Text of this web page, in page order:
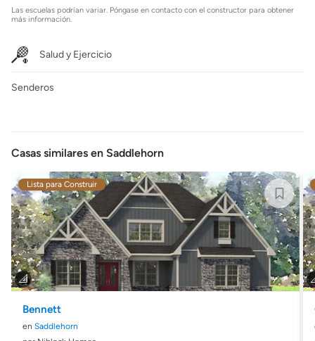
Las escuelas podrían variar. Póngase en contacto con el constructor para obtener
más información.
Salud y Ejercicio
Senderos
Casas similares en Saddlehorn
Lista para Construir
Bennett
en Saddlehorn